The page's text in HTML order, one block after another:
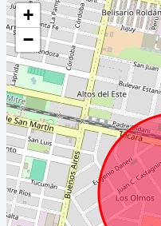
+
−